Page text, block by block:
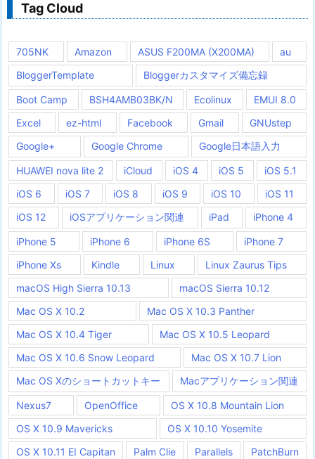
Tag Cloud
705NK Amazon ASUS F200MA (X200MA)
au
BloggerTemplate
Bloggerカスタマイズ備忘録
Boot Camp BSH4AMB03BK/N Ecolinux
EMUI 8.0
Excel
ez-html Facebook Gmail
GNUstep
Google+
Google Chrome Google日本語入力
HUAWEI nova lite 2 iCloud iOS 4 iOS 5
iOS 5.1
iOS 6
iOS 7 iOS 8 iOS 9 iOS 10
iOS 11
iOS 12
iOSアプリケーション関連 iPad iPhone 4
iPhone 5 iPhone 6 iPhone 6S
iPhone 7
iPhone Xs
Kindle Linux
Linux Zaurus Tips
macOS High Sierra 10.13
macOS Sierra 10.12
Mac OS X 10.2
Mac OS X 10.3 Panther
Mac OS X 10.4 Tiger
Mac OS X 10.5 Leopard
Mac OS X 10.6 Snow Leopard
Mac OS X 10.7 Lion
Mac OS Xのショートカットキー
Macアプリケーション関連
Nexus7 OpenOffice
OS X 10.8 Mountain Lion
OS X 10.9 Mavericks
OS X 10.10 Yosemite
OS X 10.11 EI Capitan
Palm Clie Parallels
PatchBurn